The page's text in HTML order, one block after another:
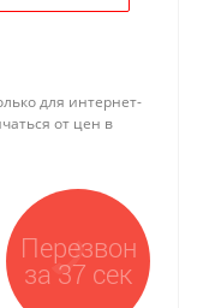
для интернет-
от цен в
Перезвон
за 37 сек